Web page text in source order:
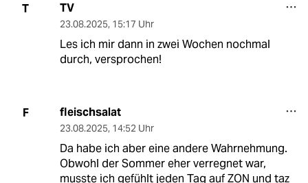
T TV
23.08.2025, 15:17 Uhr
Les ich mir dann in zwei Wochen nochmal
durch, versprochen!
F fleischsalat
23.08.2025, 14:52 Uhr
Da habe ich aber eine andere Wahrnehmung.
Obwohl der Sommer eher verregnet war,
musste ich gefühlt jeden Tag auf ZON und taz